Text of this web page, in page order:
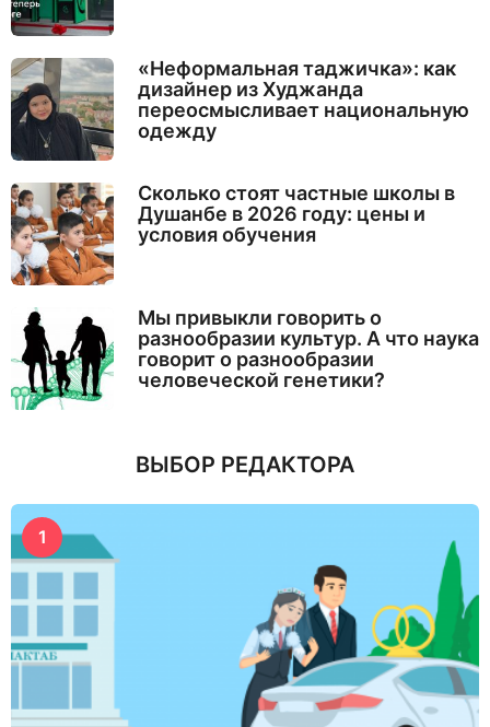
«Неформальная таджичка»: как
дизайнер из Худжанда
переосмысливает национальную
одежду
Сколько стоят частные школы в
Душанбе в 2026 году: цены и
условия обучения
Мы привыкли говорить о
разнообразии культур. А что наука
говорит о разнообразии
человеческой генетики?
ВЫБОР РЕДАКТОРА
1